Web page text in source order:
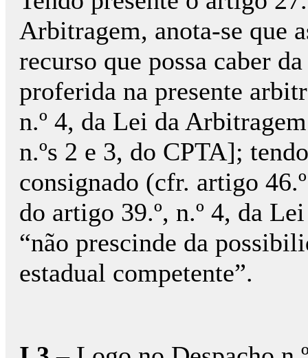
Arbitragem, anota-se que
recurso que possa caber
proferida na presente
n.º 4, da Lei da
n.ºs 2 e 3, do CPTA];
consignado (cfr. artigo
do artigo 39.º, n.º 4, da
“não prescinde da
estadual competente”.